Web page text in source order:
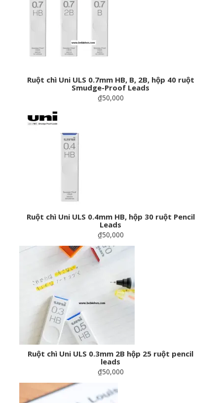
Ruột chì Uni ULS 0.7mm HB, B, 2B, hộp 40 ruột
Smudge-Proof Leads
₫50,000
Ruột chì Uni ULS 0.4mm HB, hộp 30 ruột Pencil
Leads
₫50,000
Ruột chì Uni ULS 0.3mm 2B hộp 25 ruột pencil
leads
₫50,000